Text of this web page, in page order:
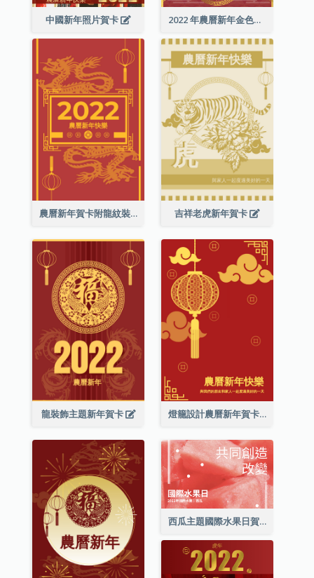
中國新年照片賀卡 2022 年農曆新年金色賀卡
農曆新年賀卡附龍紋裝飾 吉祥老虎新年賀卡
龍裝飾主題新年賀卡 燈籠設計農曆新年賀卡
西瓜主題國際水果日賀卡